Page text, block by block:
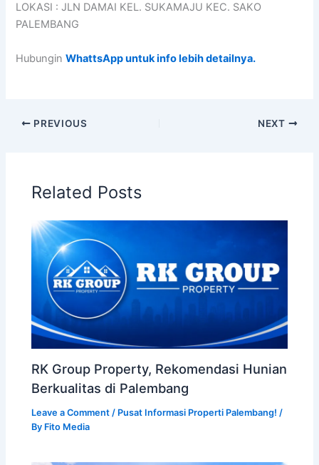
LOKASI : JLN DAMAI KEL. SUKAMAJU KEC. SAKO
PALEMBANG
HubunginWhattsApp untuk info lebih detailnya.
PREVIOUS NEXT
Related Posts
RK Group Property, Rekomendasi Hunian
Berkualitas di Palembang
Leave a Comment / Pusat Informasi Properti Palembang! /
By Fito Media